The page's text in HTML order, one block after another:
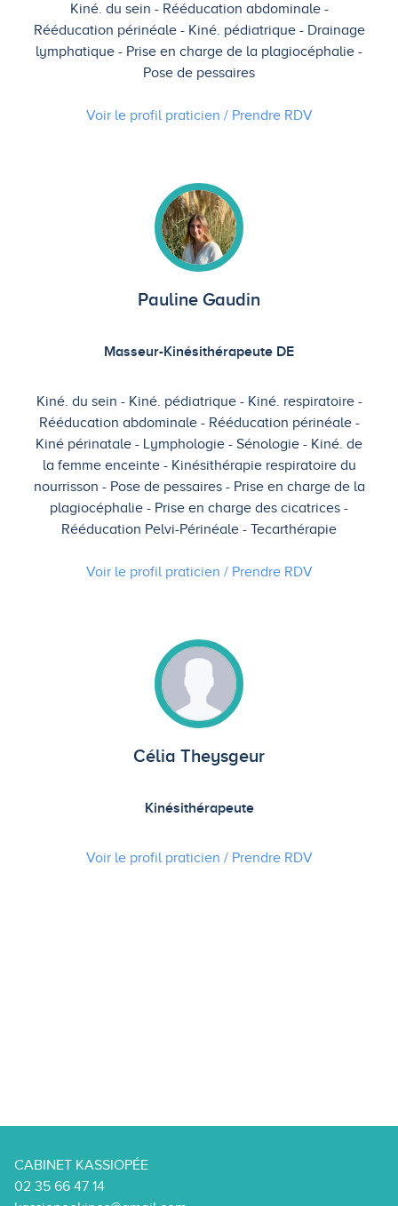
Kiné. du sein
Rééducation abdominale
Rééducation périnéale
Kiné. pédiatrique
Drainage
lymphatique
Prise en charge de la plagiocéphalie
Pose de pessaires
Voir le profil praticien / Prendre RDV
Pauline Gaudin
Masseur-Kinésithérapeute DE
Kiné. du sein Kiné. pédiatrique
Kiné. respiratoire
Rééducation abdominale
Rééducation périnéale
Kiné périnatale
Lymphologie Sénologie
Kiné. de
la femme enceinte
Kinésithérapie respiratoire du
nourrisson
Pose de pessaires
Prise en charge de la
plagiocéphalie
Prise en charge des cicatrices
Rééducation Pelvi-Périnéale
Tecarthérapie
Voir le profil praticien / Prendre RDV
Célia Theysgeur
Kinésithérapeute
Voir le profil praticien / Prendre RDV
CABINET KASSIOPÉE
02 35 66 47 14